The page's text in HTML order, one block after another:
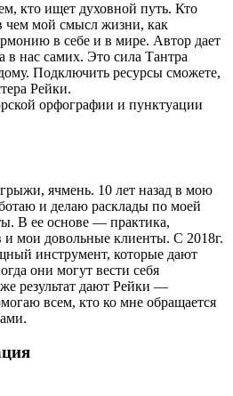
кто ищет духовной путь. Кто
чем мой смысл жизни, как
в себе и в мире. Автор дает
в нас самих. Это сила Тантра
Подключить ресурсы сможете,
Рейки.
орфографии и пунктуации
ячмень. 10 лет назад в мою
и делаю расклады по моей
В ее основе — практика,
и мои довольные клиенты. С 2018г.
инструмент, которые дают
они могут вести себя
результат дают Рейки —
всем, кто ко мне обращается